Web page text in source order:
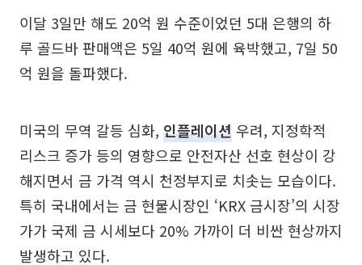
이달 3일만 해도 20억 원 수준이었던 5대 은행의 하
루 골드바 판매액은 5일 40억 원에 육박했고, 7일 50
억 원을 돌파했다.
미국의 무역 갈등 심화, 인플레이션 우려, 지정학적
리스크 증가 등의 영향으로 안전자산 선호 현상이 강
해지면서 금 가격 역시 천정부지로 치솟는 모습이다.
특히 국내에서는 금 현물시장인 ‘KRX 금시장’의 시장
가가 국제 금 시세보다 20% 가까이 더 비싼 현상까지
발생하고 있다.